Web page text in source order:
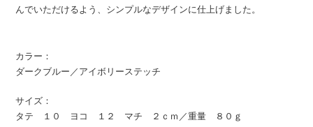
んでいただけるよう、シンプルなデザインに仕上げました。
カラー：
ダークブルー／アイボリーステッチ
サイズ：
タテ １０ ヨコ １２ マチ ２ｃｍ／重量 ８０ｇ